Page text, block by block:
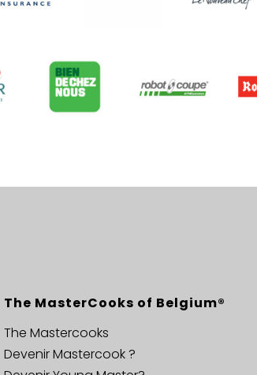
The MasterCooks of Belgium®
The Mastercooks
Devenir Mastercook ?